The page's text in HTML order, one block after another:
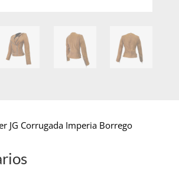
JG Corrugada Imperia Borrego